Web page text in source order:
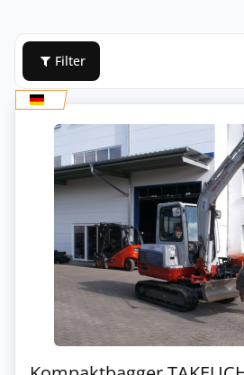
Filter